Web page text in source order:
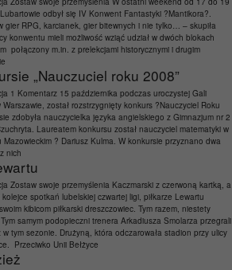
odbył się IV Konwent Fantastyki ?Mantikora?.
gier RPG, karcianek, gier bitewnych i nie tylko… – skupiła
konwentu mieli możliwość wziąć udział w dwóch blokach
połączony m.in. z prelekcjami historycznymi i drugim
„Nauczuciel roku 2008”
1 Komentarz 15 października podczas uroczystej Gali
został rozstrzygnięty konkurs ?Nauczyciel Roku
zdobyła nauczycielka języka angielskiego z Gimnazjum nr 2
Laureatem konkursu został nauczyciel matematyki w
Mazowieckim ? Dariusz Kulma. W konkursie przyznano dwa
nich
Zostaw swoje przemyślenia Kaczmarski z czerwoną kartką, a
spotkań lubelskiej czwartej ligi, piłkarze Lewartu
kibicom piłkarski dreszczowiec. Tym razem, niestety
samym podopieczni trenera Arkadiusza Smolarza przegrali
tym sezonie. Drużyną, która odczarowała stadion przy ulicy
Przeciwko Unii Bełżyce